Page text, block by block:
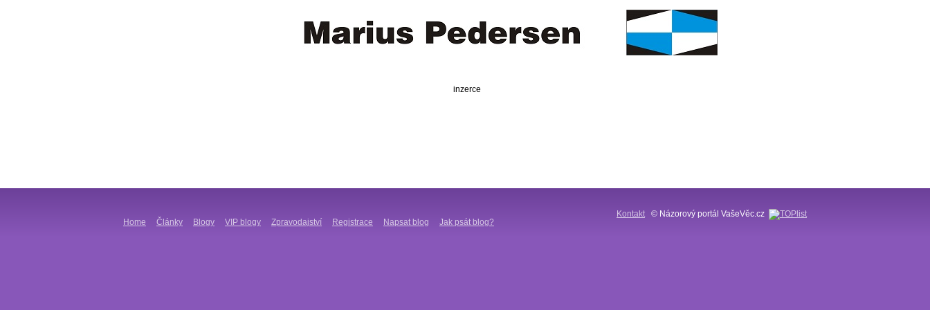
inzerce
Home Články Blogy VIP blogy Zpravodajství Registrace Napsat blog Jak psát blog?
Kontakt © Názorový portál VašeVěc.cz